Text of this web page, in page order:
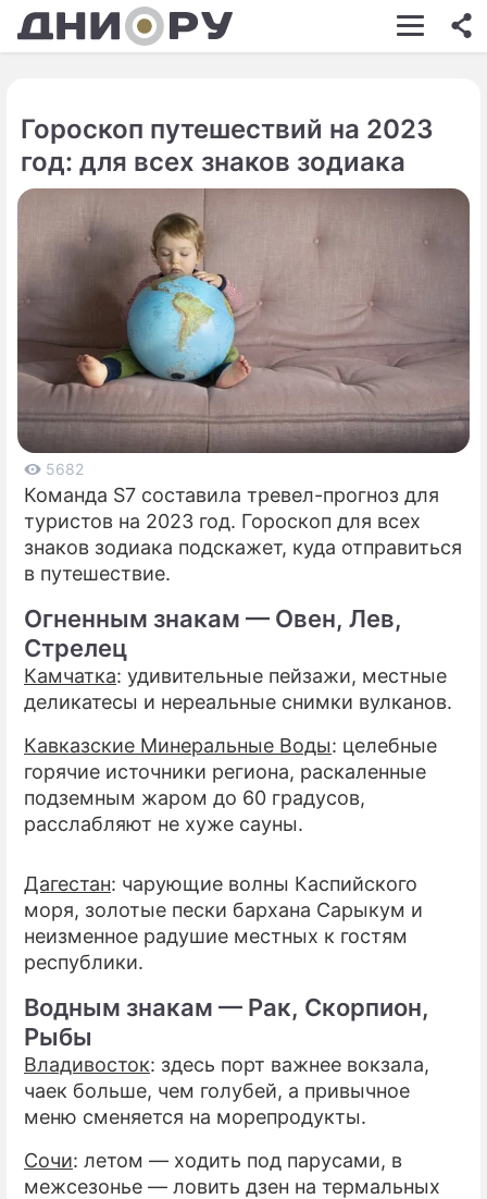
ШОУ-БИЗНЕС
КИНО
НЕДВИЖИМОСТЬ
ПРОИСШЕСТВИЯ
СОННИК
СТИЛЬ ЖИЗНИ
СЕРИАЛЫ
ИГРЫ
ПРЕСС-РЕЛИЗЫ
Гороскоп путешествий на 2023
год: для всех знаков зодиака
5682
Команда S7 составила тревел-прогноз для
туристов на 2023 год. Гороскоп для всех
знаков зодиака подскажет, куда отправиться
в путешествие.
Огненным знакам — Овен, Лев,
Стрелец
Камчатка: удивительные пейзажи, местные
деликатесы и нереальные снимки вулканов.
Кавказские Минеральные Воды: целебные
горячие источники региона, раскаленные
подземным жаром до 60 градусов,
расслабляют не хуже сауны.
Дагестан: чарующие волны Каспийского
моря, золотые пески бархана Сарыкум и
неизменное радушие местных к гостям
республики.
Водным знакам — Рак, Скорпион,
Рыбы
Владивосток: здесь порт важнее вокзала,
чаек больше, чем голубей, а привычное
меню сменяется на морепродукты.
Сочи: летом — ходить под парусами, в
межсезонье — ловить дзен на термальных